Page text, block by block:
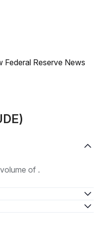
Federal Reserve News
of .